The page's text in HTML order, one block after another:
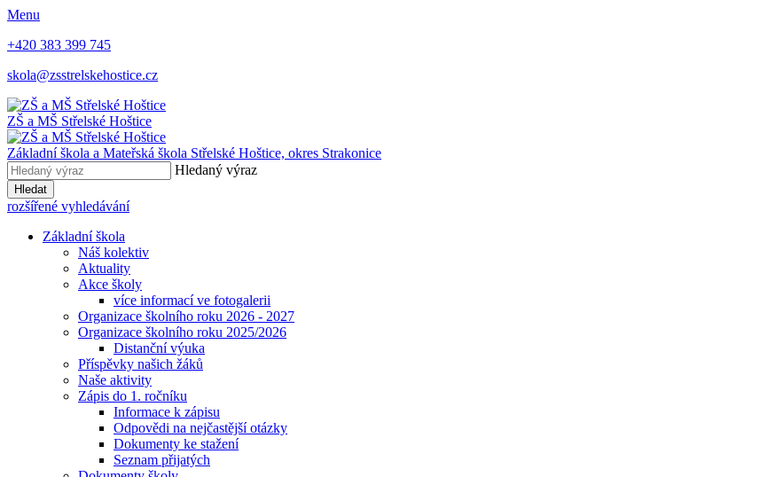
Menu
+420 383 399 745
skola@zsstrelskehostice.cz
ZŠ a MŠ Střelské Hoštice
Základní škola a Mateřská škola Střelské Hoštice, okres Strakonice
Hledaný výraz
Hledat
rozšířené vyhledávání
Základní škola
Náš kolektiv
Aktuality
Akce školy
více informací ve fotogalerii
Organizace školního roku 2026 - 2027
Organizace školního roku 2025/2026
Distanční výuka
Příspěvky našich žáků
Naše aktivity
Zápis do 1. ročníku
Informace k zápisu
Odpovědi na nejčastější otázky
Dokumenty ke stažení
Seznam přijatých